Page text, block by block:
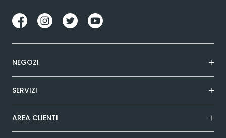
NEGOZI
SERVIZI
AREA CLIENTI